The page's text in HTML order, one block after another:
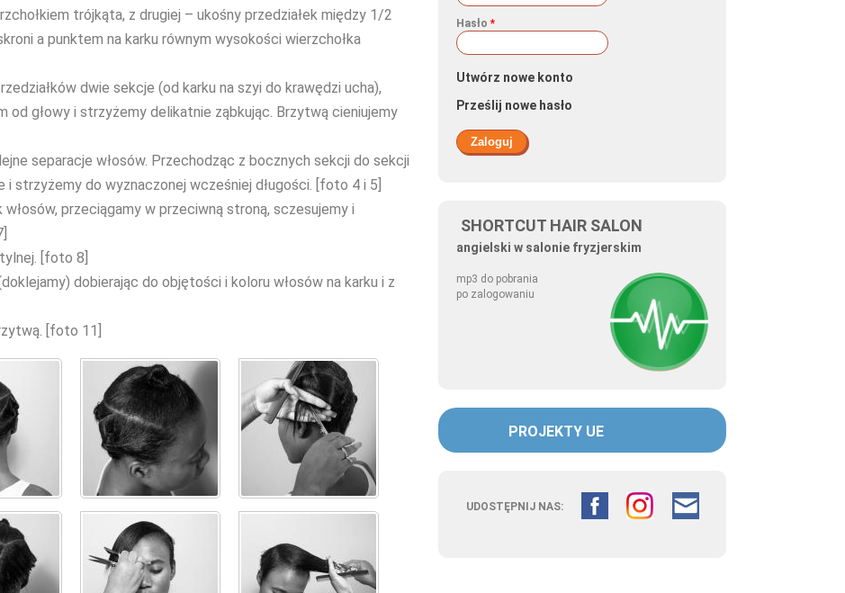
Hasło *
Utwórz nowe konto
Prześlij nowe hasło
SHORTCUT HAIR SALON
angielski w salonie fryzjerskim
mp3 do pobrania
po zalogowaniu
PROJEKTY UE
UDOSTĘPNIJ NAS:
trójkąta, z drugiej – ukośny przedziałek między 1/2
a punktem na karku równym wysokości wierzchołka
dwie sekcje (od karku na szyi do krawędzi ucha),
od głowy i strzyżemy delikatnie ząbkując. Brzytwą cieniujemy
separacje włosów. Przechodząc z bocznych sekcji do sekcji
strzyżemy do wyznaczonej wcześniej długości. [foto 4 i 5]
przeciągamy w przeciwną stroną, sczesujemy i
[foto 8]
dobierając do objętości i koloru włosów na karku i z
[foto 11]